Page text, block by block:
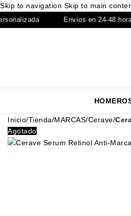
Skip to navigation Skip to main
Envíos en 24-48 horas
HOME
Inicio/Tienda/MARCAS/Cerave/
Agotado